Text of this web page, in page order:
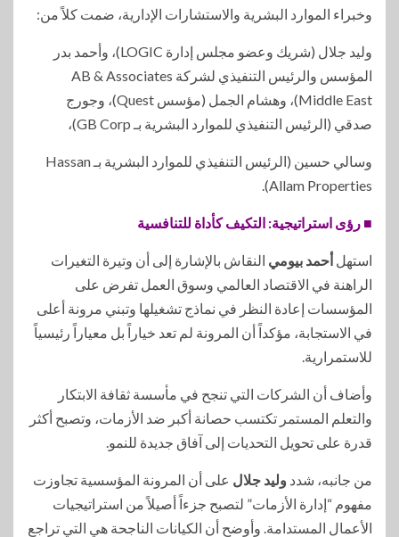
وخبراء الموارد البشرية والاستشارات الإدارية، ضمت كلاً من:
وليد جلال (شريك وعضو مجلس إدارة LOGIC)، وأحمد بدر
المؤسس والرئيس التنفيذي لشركة AB & Associates
Middle East)، وهشام الجمل (مؤسس Quest)، وجورج
صدقي (الرئيس التنفيذي للموارد البشرية بـ GB Corp)،
وسالي حسين (الرئيس التنفيذي للموارد البشرية بـ Hassan
Allam Properties).
■ رؤى استراتيجية: التكيف كأداة للتنافسية
استهلأحمد بيومي النقاش بالإشارة إلى أن وتيرة التغيرات
الراهنة في الاقتصاد العالمي وسوق العمل تفرض على
المؤسسات إعادة النظر في نماذج تشغيلها وتبني مرونة أعلى
في الاستجابة، مؤكداً أن المرونة لم تعد خياراً بل معياراً رئيسياً
للاستمرارية.
وأضاف أن الشركات التي تنجح في مأسسة ثقافة الابتكار
والتعلم المستمر تكتسب حصانة أكبر ضد الأزمات، وتصبح أكثر
قدرة على تحويل التحديات إلى آفاق جديدة للنمو.
من جانبه، شدد وليد جلال على أن المرونة المؤسسية تجاوزت
مفهوم “إدارة الأزمات” لتصبح جزءاً أصيلاً من استراتيجيات
الأعمال المستدامة. وأوضح أن الكيانات الناجحة هي التي تراجع